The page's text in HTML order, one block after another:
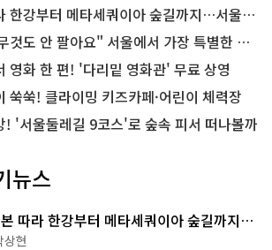
부터 메타세쿼이아 숲길까지…서울둘레길 15코스
안 팔아요" 서울에서 가장 특별한 편의점의 정체
영화 한 편! '다리밑 영화관' 무료 상영
쑥쑥! 클라이밍 키즈카페·어린이 체력장
! '서울둘레길 9코스'로 숲속 피서 떠나볼까
뉴스
따라 한강부터 메타세쿼이아 숲길까지…
15코스
상현